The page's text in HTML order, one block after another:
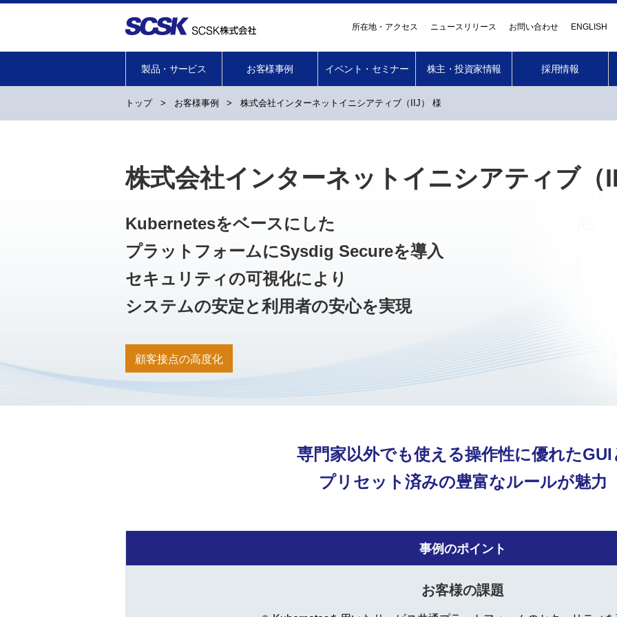
所在地・アクセス ニュースリリース お問い合わせ ENGLISH
製品・サービス お客様事例 イベント・セミナー 株主・投資家情報 採用情報
トップ > お客様事例 > 株式会社インターネットイニシアティブ（IIJ） 様
株式会社インターネットイニシアティブ（
Kubernetesをベースにした
プラットフォームにSysdig Secureを導入
セキュリティの可視化により
システムの安定と利用者の安心を実現
顧客接点の高度化
専門家以外でも使える操作性に優れたGUI
プリセット済みの豊富なルールが魅力
事例のポイント
お客様の課題